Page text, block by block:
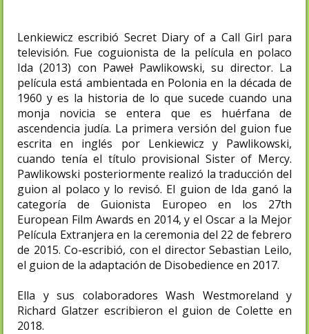
Lenkiewicz escribió Secret Diary of a Call Girl para
televisión. Fue coguionista de la película en polaco
Ida (2013) con Paweł Pawlikowski, su director. La
película está ambientada en Polonia en la década de
1960 y es la historia de lo que sucede cuando una
monja novicia se entera que es huérfana de
ascendencia judía. La primera versión del guion fue
escrita en inglés por Lenkiewicz y Pawlikowski,
cuando tenía el título provisional Sister of Mercy.
Pawlikowski posteriormente realizó la traducción del
guion al polaco y lo revisó.​ El guion de Ida ganó la
categoría de Guionista Europeo en los 27th
European Film Awards en 2014,​ y el Oscar a la Mejor
Película Extranjera en la ceremonia del 22 de febrero
de 2015. Co-escribió, con el director Sebastian Leilo,
el guion de la adaptación de Disobedience en 2017.
Ella y sus colaboradores Wash Westmoreland y
Richard Glatzer escribieron el guion de Colette en
2018.